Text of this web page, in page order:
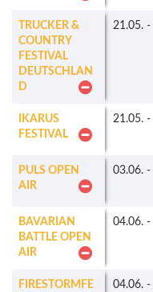
TRUCKER &
COUNTRY
FESTIVAL
DEUTSCHLAN
D
21.05. -
IKARUS
FESTIVAL
21.05. -
PULS OPEN
AIR
03.06. -
BAVARIAN
BATTLE OPEN
AIR
04.06. -
FIRESTORMFE
04.06. -